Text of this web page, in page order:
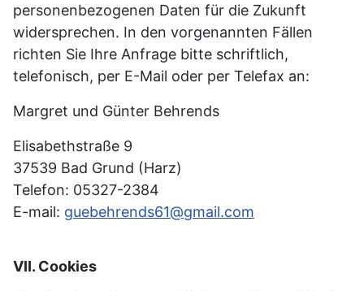
personenbezogenen Daten für die Zukunft
widersprechen. In den vorgenannten Fällen
richten Sie Ihre Anfrage bitte schriftlich,
telefonisch, per E-Mail oder per Telefax an:
Margret und Günter Behrends
Elisabethstraße 9
37539 Bad Grund (Harz)
Telefon: 05327-2384
E-mail: guebehrends61@gmail.com
VII. Cookies